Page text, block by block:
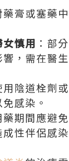
藥膏或塞藥
慎用 ：部
，需在醫
用陰道栓劑
感染。
藥期間應避
性伴侶感染